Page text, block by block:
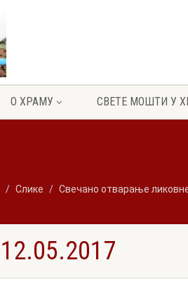
О ХРАМУ СВЕТЕ МОШТИ У
Слике Свечано отварање